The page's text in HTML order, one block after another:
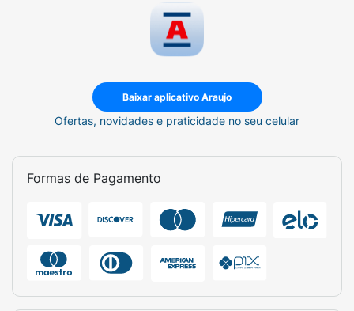
Baixar aplicativo Araujo
Ofertas, novidades e praticidade no seu celular
Formas de Pagamento